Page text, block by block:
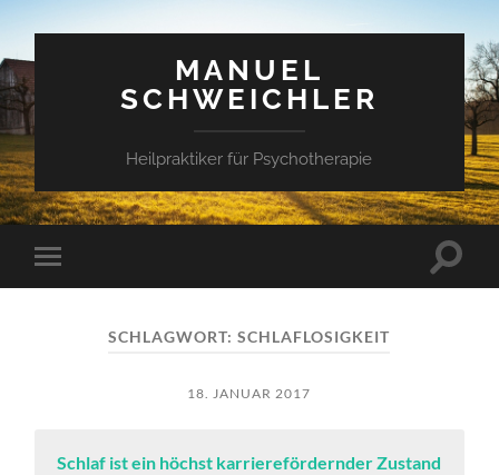
MANUEL
SCHWEICHLER
Heilpraktiker für Psychotherapie
Mobile-
Menü
SCHLAGWORT:SCHLAFLOSIGKEIT
18. JANUAR 2017
Schlaf ist ein höchst karrierefördernder Zustand